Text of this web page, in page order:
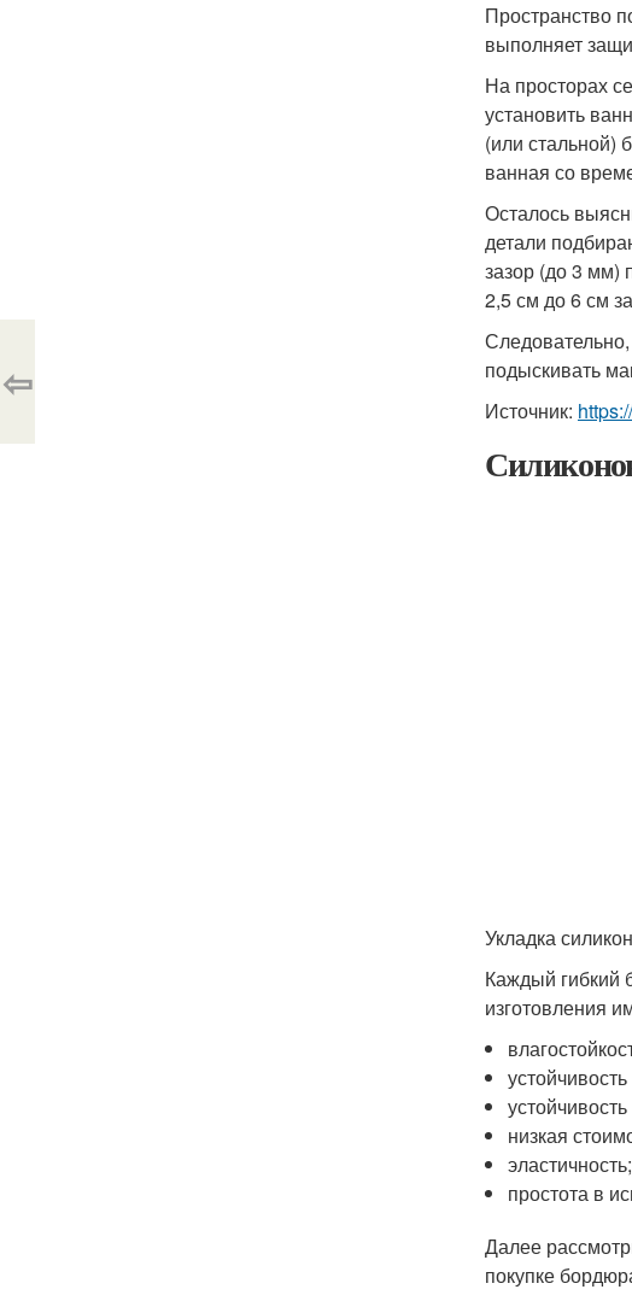
Пространство
выполняет
На просторах
установить
(или стальной)
ванная со
Осталось
детали
зазор (до 3 мм)
2,5 см до 6 см
подыскивать
Источник:
Укладка
Каждый гибкий
изготовления
низкая
эластичность;
простота в
Далее
покупке
⇦